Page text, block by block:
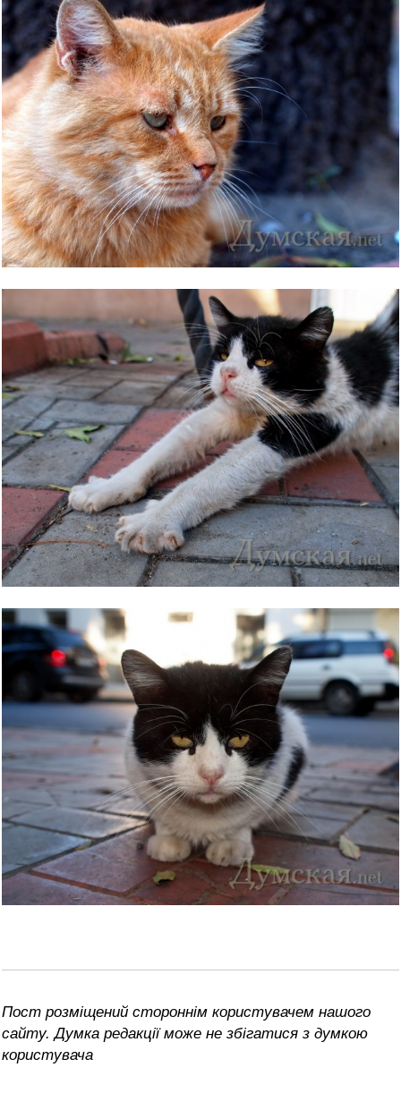
Пост розміщений стороннім користувачем нашого
сайту. Думка редакції може не збігатися з думкою
користувача